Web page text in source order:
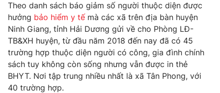
Hậu trường
Nhân vật
Khán giả
Giải sao mai
Điện ảnh
Âm nhạc
Sao
Đời sống
Du lịch
Làm đẹp
Chất lượng cuộc sống
Giáo dục
Tuyển sinh
Công nghệ
Theo danh sách báo giảm số người thuộc diện được
hưởng bảo hiểm y tếmà các xã trên địa bàn huyện
Ninh Giang, tỉnh Hải Dương gửi về cho Phòng LĐ-
TB&XH huyện, từ đầu năm 2018 đến nay đã có 45
trường hợp thuộc diện người có công, gia đình chính
sách tuy không còn sống nhưng vẫn được in thẻ
BHYT. Nơi tập trung nhiều nhất là xã Tân Phong, với
40 trường hợp.